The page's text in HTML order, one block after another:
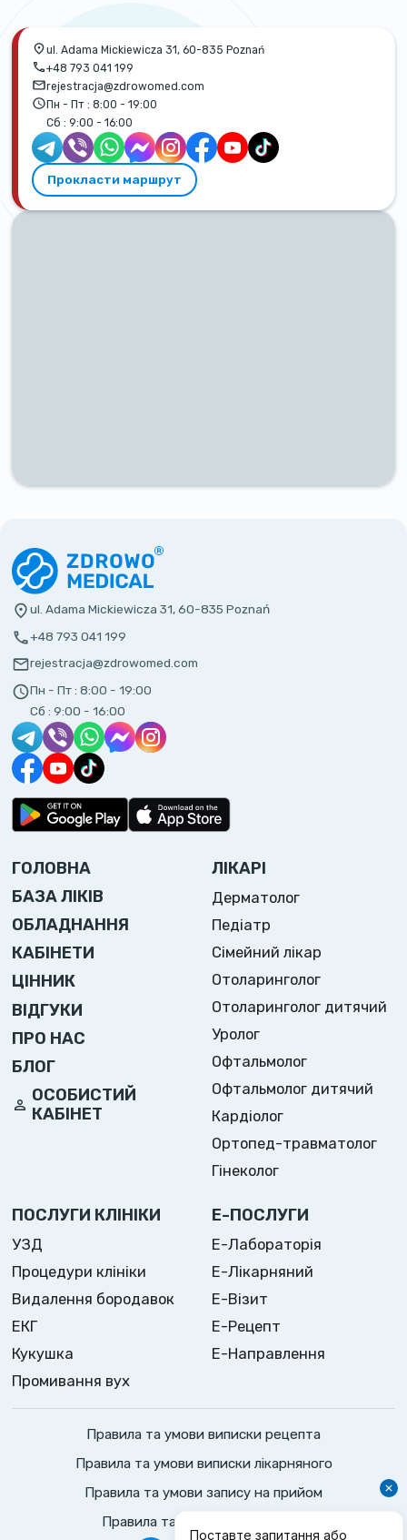
ul. Adama Mickiewicza 31, 60-835 Poznań
+48 793 041 199
rejestracja@zdrowomed.com
Пн - Пт : 8:00 - 19:00
Сб : 9:00 - 16:00
Прокласти маршрут
ul. Adama Mickiewicza 31, 60-835 Poznań
+48 793 041 199
rejestracja@zdrowomed.com
Пн - Пт : 8:00 - 19:00
Сб : 9:00 - 16:00
ГОЛОВНА
БАЗА ЛІКІВ
ОБЛАДНАННЯ
КАБІНЕТИ
ЦІННИК
ВІДГУКИ
ПРО НАС
БЛОГ
ОСОБИСТИЙ
КАБІНЕТ
ЛІКАРІ
Дерматолог
Педіатр
Сімейний лікар
Отоларинголог
Отоларинголог дитячий
Уролог
Офтальмолог
Офтальмолог дитячий
Кардіолог
Ортопед-травматолог
Гінеколог
ПОСЛУГИ КЛІНІКИ
УЗД
Процедури клініки
Видалення бородавок
ЕКГ
Кукушка
Промивання вух
Е-ПОСЛУГИ
Е-Лабораторія
Е-Лікарняний
Е-Візит
Е-Рецепт
Е-Направлення
Правила та умови виписки рецепта
Правила та умови виписки лікарняного
Правила та умови запису на прийом
Правила та умови консультації